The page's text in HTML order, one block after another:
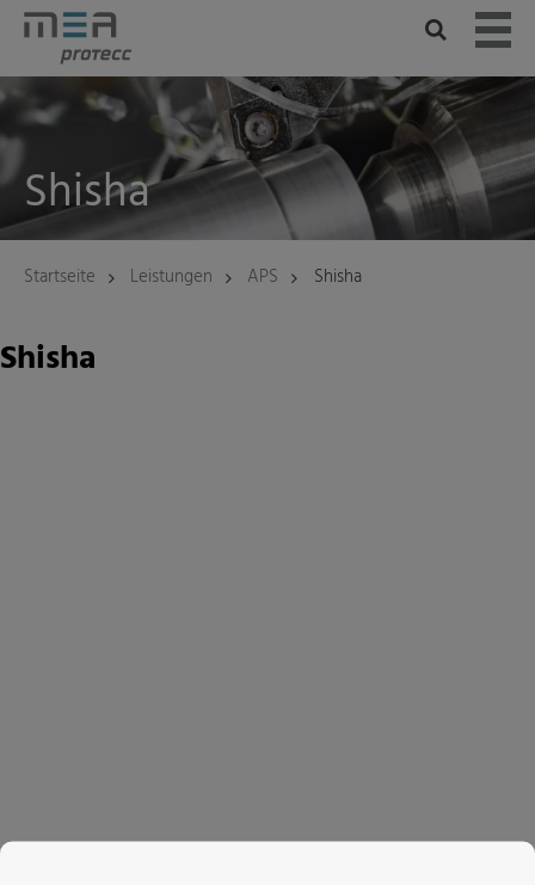
Skip
to
content
Shisha
Startseite Leistungen APS Shisha
Shisha